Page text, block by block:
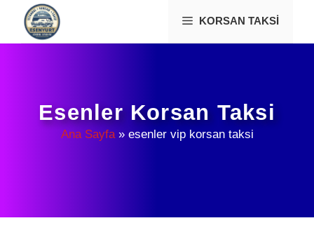
İçeriğe
KORSAN TAKSI
Esenler Korsan Taksi
Ana Sayfa» esenler vip korsan taksi